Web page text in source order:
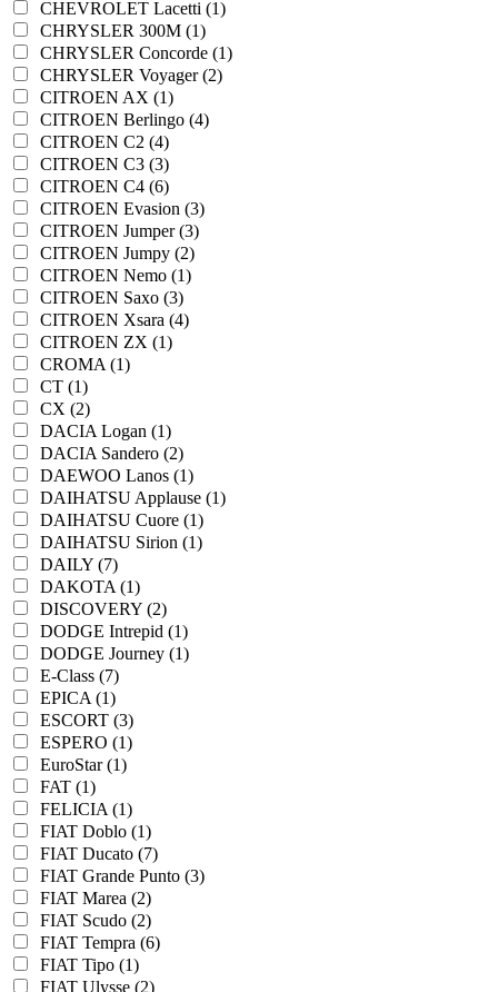
CHEVROLET Lacetti (1)
CHRYSLER 300M (1)
CHRYSLER Concorde (1)
CHRYSLER Voyager (2)
CITROEN AX (1)
CITROEN Berlingo (4)
CITROEN C2 (4)
CITROEN C3 (3)
CITROEN C4 (6)
CITROEN Evasion (3)
CITROEN Jumper (3)
CITROEN Jumpy (2)
CITROEN Nemo (1)
CITROEN Saxo (3)
CITROEN Xsara (4)
CITROEN ZX (1)
CROMA (1)
CT (1)
CX (2)
DACIA Logan (1)
DACIA Sandero (2)
DAEWOO Lanos (1)
DAIHATSU Applause (1)
DAIHATSU Cuore (1)
DAIHATSU Sirion (1)
DAILY (7)
DAKOTA (1)
DISCOVERY (2)
DODGE Intrepid (1)
DODGE Journey (1)
E-Class (7)
EPICA (1)
ESCORT (3)
ESPERO (1)
EuroStar (1)
FAT (1)
FELICIA (1)
FIAT Doblo (1)
FIAT Ducato (7)
FIAT Grande Punto (3)
FIAT Marea (2)
FIAT Scudo (2)
FIAT Tempra (6)
FIAT Tipo (1)
FIAT Ulysse (2)